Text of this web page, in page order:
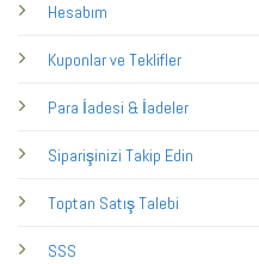
Hesabım
Kuponlar ve Teklifler
Para İadesi & İadeler
Siparişinizi Takip Edin
Toptan Satış Talebi
SSS